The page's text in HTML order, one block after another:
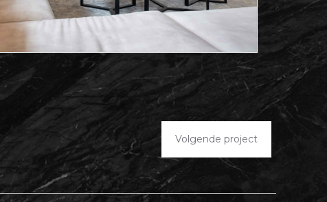
Volgende project